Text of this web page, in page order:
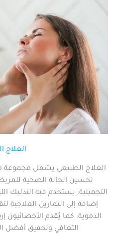
العلاج
العلاج الطبيعي يشمل مجموعة
تحسين الحالة الصحية
التجميلية. يستخدم فيه التدليك
إضافة إلى التمارين العلاجية
الدموية. كما يُقدم
التعافي وتحقيق أفضل